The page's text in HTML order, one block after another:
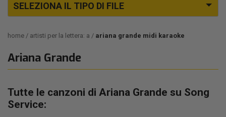
SELEZIONA IL TIPO DI FILE
home artisti per la lettera: a ariana grande midi karaoke
Ariana Grande
Tutte le canzoni di Ariana Grande su Song
Service: